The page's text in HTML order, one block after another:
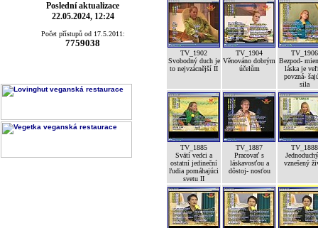
Poslední aktualizace
22.05.2024, 12:24
Počet přístupů od 17.5.2011:
7759038
TV_1902
Svobodný duch je
to nejvzácnější II
TV_1904
Věnováno dobrým
účelům
TV_1906
Bezpod-
láska je
povzná-
sila
TV_1885
Svätí vedci a
ostatní jedineční
ľudia pomáhajúci
svetu II
TV_1887
Pracovať s
láskavosťou a
dôstoj- nosťou
TV_1888
vznešený